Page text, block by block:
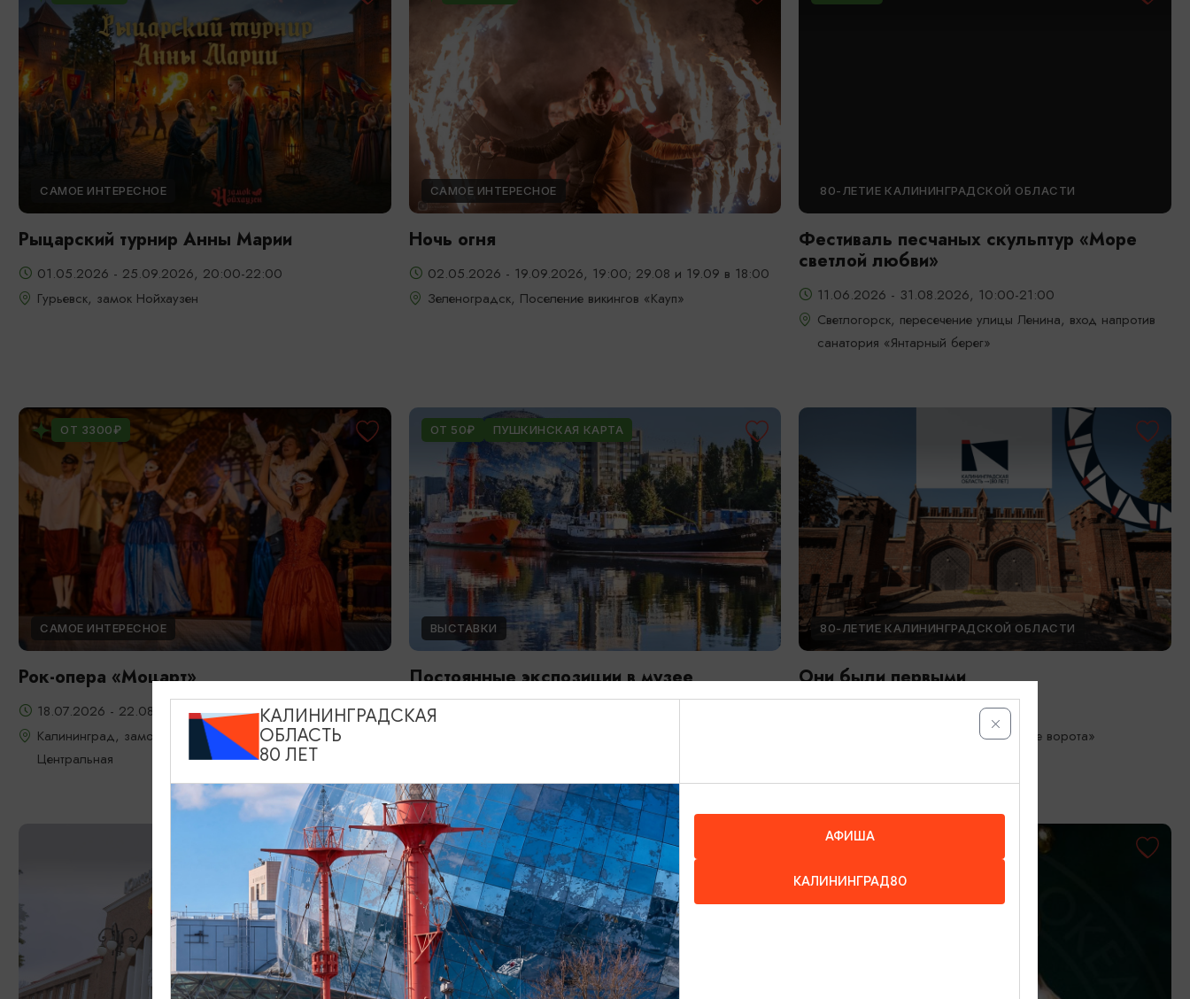
САМОЕ ИНТЕРЕСНОЕ
Рыцарский турнир Анны Марии
01.05.2026 - 25.09.2026, 20:00-22:00
Гурьевск, замок Нойхаузен
САМОЕ ИНТЕРЕСНОЕ
Ночь огня
02.05.2026 - 19.09.2026, 19:00; 29.08 и 19.09 в 18:00
Зеленоградск, Поселение викингов «Кауп»
80-ЛЕТИЕ КАЛИНИНГРАДСКОЙ ОБЛАСТИ
Фестиваль песчаных скульптур «Море
светлой любви»
11.06.2026 - 31.08.2026, 10:00-21:00
Светлогорск, пересечение улицы Ленина, вход напротив
санатория «Янтарный берег»
ОТ 3300₽
САМОЕ ИНТЕРЕСНОЕ
Рок-опера «Моцарт»
18.07.2026 - 22.08.2026, 18:00, 7.08 и 22.08 в 17:00
Калининград, замок Шаакен, пос. Некрасово, ул.
Центральная
ОТ 50₽ ПУШКИНСКАЯ КАРТА
ВЫСТАВКИ
Постоянные экспозиции в музее
Мирового океана
80-ЛЕТИЕ КАЛИНИНГРАДСКОЙ ОБЛАСТИ
Они были первыми
Калининград, Музей «Фридландские ворота»
КАЛИНИНГРАДСКАЯ
ОБЛАСТЬ
80 ЛЕТ
АФИША
КАЛИНИНГРАД80